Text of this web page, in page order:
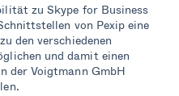
zu Skype for Business
von Pexip eine
den verschiedenen
und damit einen
der Voigtmann GmbH